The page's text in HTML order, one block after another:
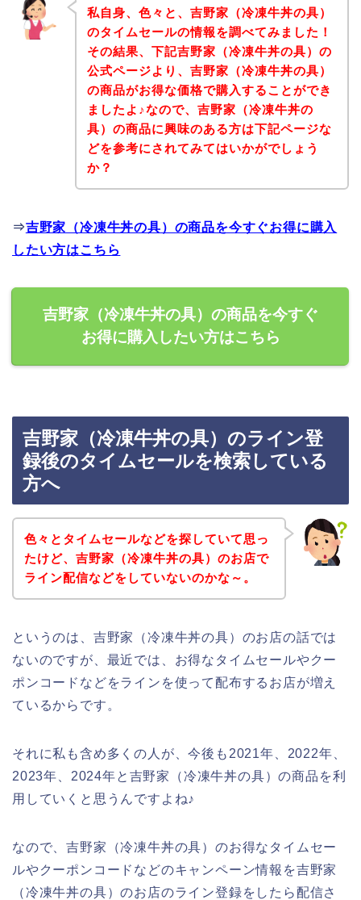
私自身、色々と、吉野家（冷凍牛丼の具）
のタイムセールの情報を調べてみました！
その結果、下記吉野家（冷凍牛丼の具）の
公式ページより、吉野家（冷凍牛丼の具）
の商品がお得な価格で購入することができ
ましたよ♪なので、吉野家（冷凍牛丼の
具）の商品に興味のある方は下記ページな
どを参考にされてみてはいかがでしょう
か？
⇒吉野家（冷凍牛丼の具）の商品を今すぐお得に購入
したい方はこちら
吉野家（冷凍牛丼の具）の商品を今すぐ
お得に購入したい方はこちら
吉野家（冷凍牛丼の具）のライン登
録後のタイムセールを検索している
方へ
色々とタイムセールなどを探していて思っ
たけど、吉野家（冷凍牛丼の具）のお店で
ライン配信などをしていないのかな～。
というのは、吉野家（冷凍牛丼の具）のお店の話では
ないのですが、最近では、お得なタイムセールやクー
ポンコードなどをラインを使って配布するお店が増え
ているからです。
それに私も含め多くの人が、今後も2021年、2022年、
2023年、2024年と吉野家（冷凍牛丼の具）の商品を利
用していくと思うんですよね♪
なので、吉野家（冷凍牛丼の具）のお得なタイムセー
ルやクーポンコードなどのキャンペーン情報を吉野家
（冷凍牛丼の具）のお店のライン登録をしたら配信さ